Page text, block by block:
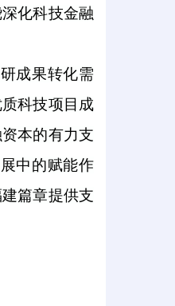
化科技金融
成果转化需
科技项目成
本的有力支
中的赋能作
篇章提供支